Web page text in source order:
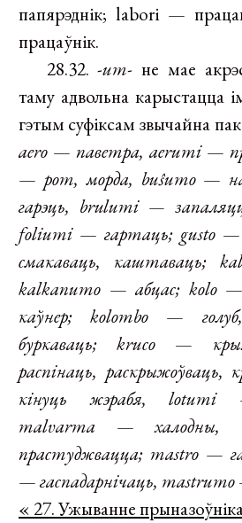
папярэднік; labori —
працаўнік.
28.32.-um- не мае
таму адвольна карыстацца
гэтым суфіксам звычайна
aero — паветра, aerumi—
— рот, морда, buŝumo—
гарэць, brulumi —
foliumi— гартаць; gusto —
смакаваць, каштаваць;
kalkanumo —абцас; kolo—
каўнер; kolombo —
буркаваць; kruco —
распінаць, раскрыжоўваць,
кінуць жэрабя, lotumi
malvarma —халодны,
прастуджвацца; mastro —
—гаспадарнічаць, mastrumo
« 27. Ужыванне